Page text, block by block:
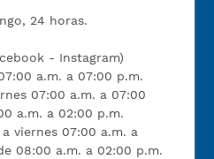
24 horas.
- Instagram)
a.m. a 07:00 p.m.
07:00 a.m. a 07:00
a.m. a 02:00 p.m.
a viernes 07:00 a.m. a
08:00 a.m. a 02:00 p.m.